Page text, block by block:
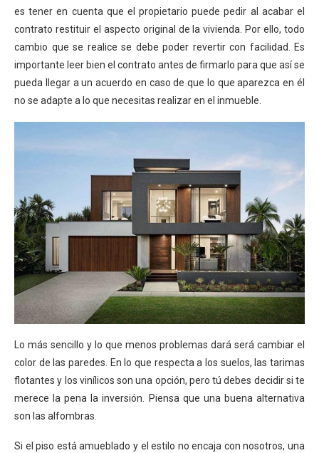
es tener en cuenta que el propietario puede pedir al acabar el
contrato restituir el aspecto original de la vivienda. Por ello, todo
cambio que se realice se debe poder revertir con facilidad. Es
importante leer bien el contrato antes de firmarlo para que así se
pueda llegar a un acuerdo en caso de que lo que aparezca en él
no se adapte a lo que necesitas realizar en el inmueble.
Lo más sencillo y lo que menos problemas dará será cambiar el
color de las paredes. En lo que respecta a los suelos, las tarimas
flotantes y los vinílicos son una opción, pero tú debes decidir si te
merece la pena la inversión. Piensa que una buena alternativa
son las alfombras.
Si el piso está amueblado y el estilo no encaja con nosotros, una